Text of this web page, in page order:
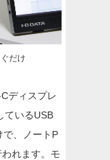
だけ
ディスプレ
ているUSB
で、ノートP
れます。モ